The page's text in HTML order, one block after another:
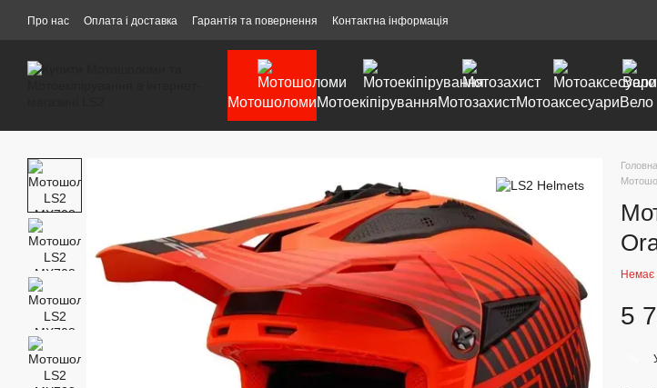
Перейти до основного контенту
Про нас Оплата і доставка Гарантія та повернення Контактна інформація
МотошоломиМотоекіпіруванняМотозахистМотоаксесуариВело
Головна
Немає
5